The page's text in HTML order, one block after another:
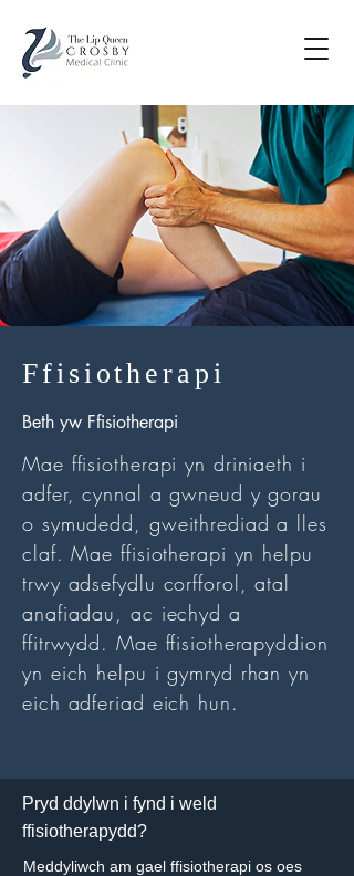
Ffisiotherapi
Beth yw Ffisiotherapi
Mae ffisiotherapi yn driniaeth i
adfer, cynnal a gwneud y gorau
o symudedd, gweithrediad a lles
claf. Mae ffisiotherapi yn helpu
trwy adsefydlu corfforol, atal
anafiadau, ac iechyd a
ffitrwydd. Mae ffisiotherapyddion
yn eich helpu i gymryd rhan yn
eich adferiad eich hun.
Pryd ddylwn i fynd i weld
ffisiotherapydd?
Meddyliwch am gael ffisiotherapi os oes